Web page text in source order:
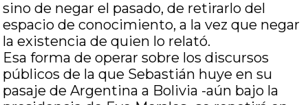
sino de negar el pasado, de retirarlo del
espacio de conocimiento, a la vez que negar
la existencia de quien lo relató.
Esa forma de operar sobre los discursos
públicos de la que Sebastián huye en su
pasaje de Argentina a Bolivia -aún bajo la